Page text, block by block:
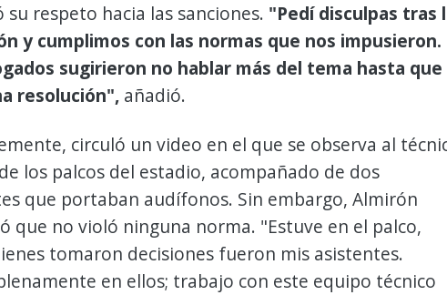
su respeto hacia las sanciones. "Pedí disculpas tras
y cumplimos con las normas que nos impusieron.
sugirieron no hablar más del tema hasta que
resolución", añadió.
circuló un video en el que se observa al
los palcos del estadio, acompañado de dos
que portaban audífonos. Sin embargo, Almirón
que no violó ninguna norma. "Estuve en el palco,
tomaron decisiones fueron mis asistentes.
en ellos; trabajo con este equipo técnico